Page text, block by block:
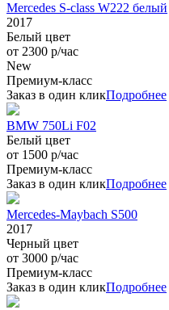
Mercedes S-class W222 белый
2017
Белый цвет
от 2300 р/час
New
Премиум-класс
Заказ в один кликПодробнее
BMW 750Li F02
Белый цвет
от 1500 р/час
Премиум-класс
Заказ в один кликПодробнее
Mercedes-Maybach S500
2017
Черный цвет
от 3000 р/час
Премиум-класс
Заказ в один кликПодробнее